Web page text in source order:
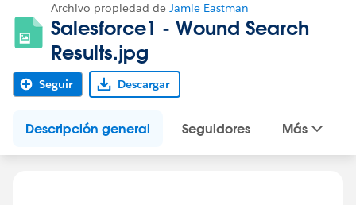
Archivo propiedad de Jamie Eastman
Salesforce1 - Wound Search
Results.jpg
Seguir Descargar
Descripción general Seguidores Más